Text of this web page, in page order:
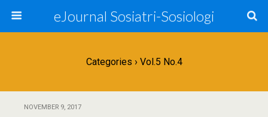
eJournal Sosiatri-Sosiologi
Categories › Vol.5 No.4
NOVEMBER 9, 2017